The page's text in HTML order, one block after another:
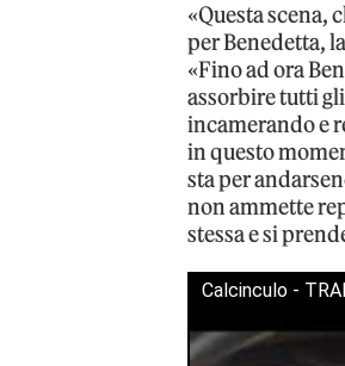
«Questa scena,
per Benedetta,
«Fino ad ora
assorbire tutti
incamerando e
in questo
sta per
non ammette
stessa e si
Calcinculo -